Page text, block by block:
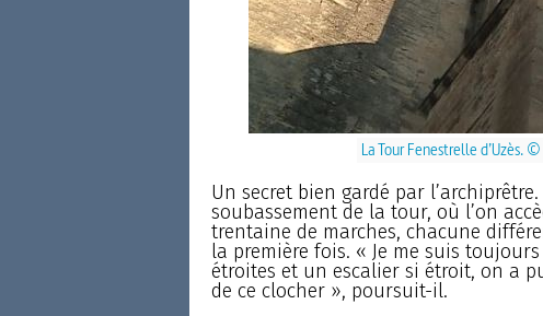
La Tour Fenestrelle d’Uzès.
Un secret bien gardé par
soubassement de la tour, où l’on
trentaine de marches, chacune
la première fois. « Je me suis
étroites et un escalier si étroit, on a
de ce clocher », poursuit-il.